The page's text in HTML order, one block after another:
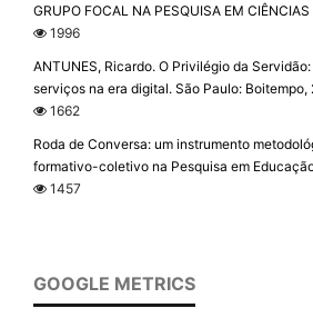
GRUPO FOCAL NA PESQUISA EM
1996
ANTUNES, Ricardo. O Privilégio da
serviços na era digital. São Paulo: Boitempo,
1662
Roda de Conversa: um instrumento
formativo-coletivo na Pesquisa em
1457
GOOGLE METRICS